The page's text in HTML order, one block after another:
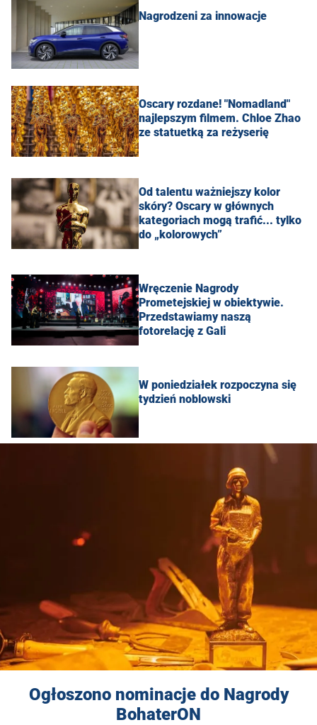
Nagrodzeni za innowacje
Oscary rozdane! "Nomadland"
najlepszym filmem. Chloe Zhao
ze statuetką za reżyserię
Od talentu ważniejszy kolor
skóry? Oscary w głównych
kategoriach mogą trafić... tylko
do „kolorowych”
Wręczenie Nagrody
Prometejskiej w obiektywie.
Przedstawiamy naszą
fotorelację z Gali
W poniedziałek rozpoczyna się
tydzień noblowski
Ogłoszono nominacje do Nagrody
BohaterON